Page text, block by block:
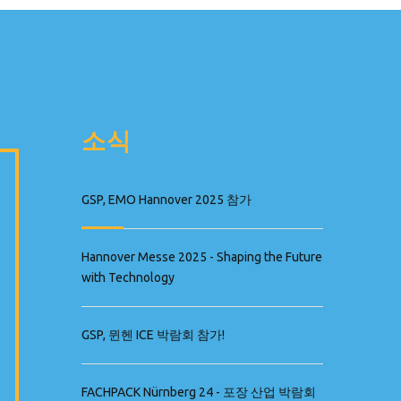
소식
GSP, EMO Hannover 2025 참가
Hannover Messe 2025 - Shaping the Future
with Technology
GSP, 뮌헨 ICE 박람회 참가!
FACHPACK Nürnberg 24 - 포장 산업 박람회